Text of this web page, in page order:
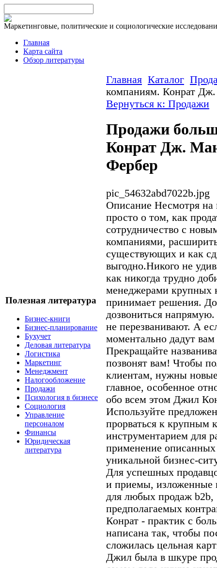
Маркетинговые, политические и социологические
Главная
Карта сайта
Обзор литературы
Полезная литература
Бизнес-книги
Бизнес-планирование
Бухучет
Деловая литература
Логистика
Маркетинг
Менеджмент
Налогообложение
Продажи
Психология в бизнесе
Социология
Управление
персоналом
Финансы
Юридическая
литература
Главная Каталог
компаниям. Конрат
Вернуться к: Продажи
Продажи
Конрат Дж.
Фербер
pic_54632abd7022b.jpg
Описание Несмотря на
просто о том, как
сотрудничество с
компаниями,
существующих и как
выгодно.Никого не
как никогда трудно
менеджерами крупных
принимает решения.
дозвониться
не перезванивают. А
моментально дадут вам
Прекращайте
позвонят вам! Чтобы
клиентам, нужны
главное, особенное
обо всем этом Джил
Используйте
прорваться к крупным
инструментарием для
применение
уникальной бизнес-
Для успешных
и приемы, изложенные
для любых продаж b2b,
предполагаемых
Конрат - практик с
написана так, чтобы
сложилась цельная
Джил была в шкуре